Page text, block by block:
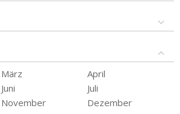
März
April
Juni
Juli
November Dezember